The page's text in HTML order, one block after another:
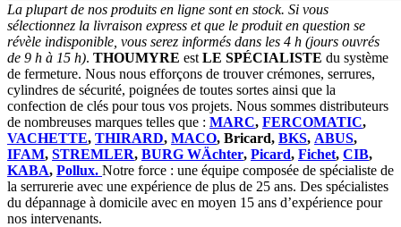
La plupart de nos produits en ligne sont en stock. Si vous
sélectionnez la livraison express et que le produit en question se
révèle indisponible, vous serez informés dans les 4 h (jours ouvrés
de 9 h à 15 h). THOUMYRE est LE SPÉCIALISTE du système
de fermeture. Nous nous efforçons de trouver crémones, serrures,
cylindres de sécurité, poignées de toutes sortes ainsi que la
confection de clés pour tous vos projets. Nous sommes distributeurs
de nombreuses marques telles que : MARC, FERCOMATIC,
VACHETTE, THIRARD, MACO, Bricard, BKS, ABUS,
IFAM, STREMLER, BURG WÄchter, Picard, Fichet, CIB,
KABA, Pollux. Notre force : une équipe composée de spécialiste de
la serrurerie avec une expérience de plus de 25 ans. Des spécialistes
du dépannage à domicile avec en moyen 15 ans d’expérience pour
nos intervenants.